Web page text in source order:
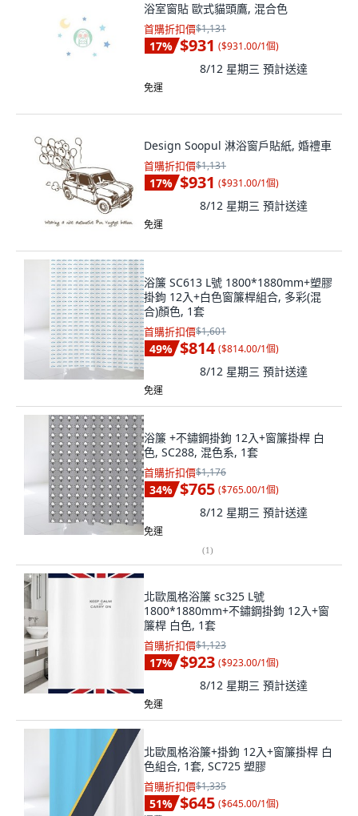
浴室窗貼 歐式貓頭鷹, 混合色
首購折扣價$1,131
17% $931 ($931.00/1個)
8/12 星期三 預計送達
免運
Design Soopul 淋浴窗戶貼紙, 婚禮車
首購折扣價$1,131
17% $931 ($931.00/1個)
8/12 星期三 預計送達
免運
浴簾 SC613 L號 1800*1880mm+塑膠
掛鉤 12入+白色窗簾桿組合, 多彩(混
合)顏色, 1套
首購折扣價$1,601
49% $814 ($814.00/1個)
8/12 星期三 預計送達
免運
浴簾 +不鏽鋼掛鉤 12入+窗簾掛桿 白
色, SC288, 混色系, 1套
首購折扣價$1,176
34% $765 ($765.00/1個)
8/12 星期三 預計送達
免運
(1)
北歐風格浴簾 sc325 L號
1800*1880mm+不鏽鋼掛鉤 12入+窗
簾桿 白色, 1套
首購折扣價$1,123
17% $923 ($923.00/1個)
8/12 星期三 預計送達
免運
北歐風格浴簾+掛鉤 12入+窗簾掛桿 白
色組合, 1套, SC725 塑膠
首購折扣價$1,335
51% $645 ($645.00/1個)